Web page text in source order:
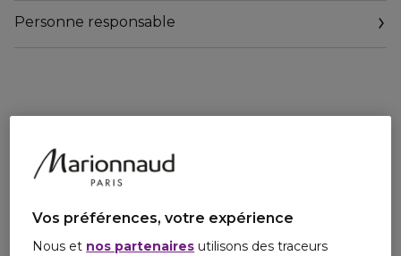
Dès l'application, la peau est lissée, lumineuse et comme
défatiguée pour 100% des femmes (2). Jour après jour les
plaisir ultime grâce à son parfum aux délicats accords
floraux et musqués.
Soin formulé et fabriqué en France.
Personne responsable
Vos préférences, votre expérience
Nous et nos partenaires utilisons des traceurs